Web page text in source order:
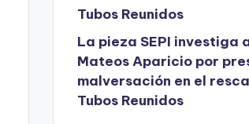
Tubos Reunidos
La pieza SEPI investiga
Mateos Aparicio por
malversación en el
Tubos Reunidos